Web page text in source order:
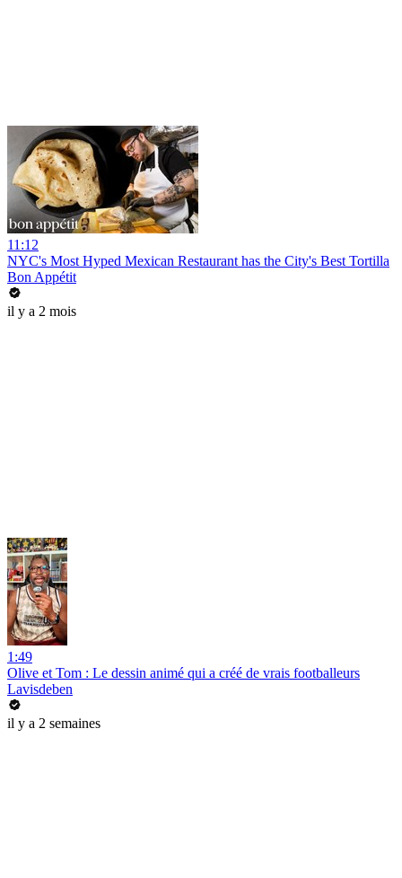
11:12
NYC's Most Hyped Mexican Restaurant has the City's Best Tortilla
Bon Appétit
il y a 2 mois
1:49
Olive et Tom : Le dessin animé qui a créé de vrais footballeurs
Lavisdeben
il y a 2 semaines